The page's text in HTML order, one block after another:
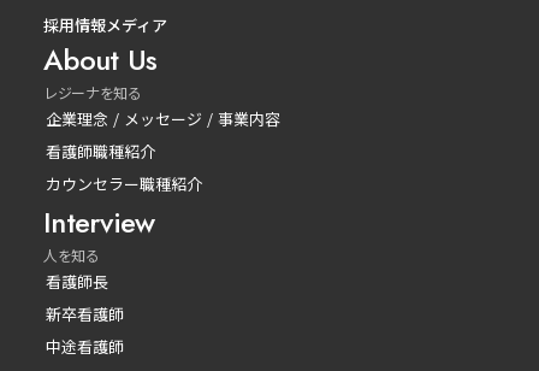
採用情報メディア
About Us
レジーナを知る
企業理念 / メッセージ / 事業内容
看護師職種紹介
カウンセラー職種紹介
Interview
人を知る
看護師長
新卒看護師
中途看護師